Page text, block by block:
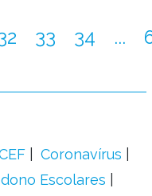
33 34 ...
Coronavírus
Escolares